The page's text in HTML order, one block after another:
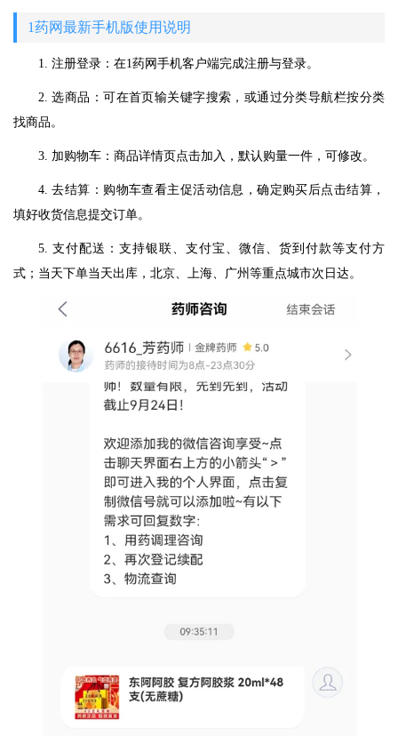
1药网最新手机版使用说明
1. 注册登录：在1药网手机客户端完成注册与登录。
2. 选商品：可在首页输关键字搜索，或通过分类导航栏按分类
找商品。
3. 加购物车：商品详情页点击加入，默认购量一件，可修改。
4. 去结算：购物车查看主促活动信息，确定购买后点击结算，
填好收货信息提交订单。
5. 支付配送：支持银联、支付宝、微信、货到付款等支付方
式；当天下单当天出库，北京、上海、广州等重点城市次日达。